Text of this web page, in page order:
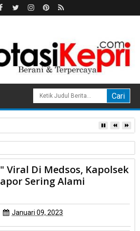
Tala Jaya Tolak Perluasan Kampung
Medsos, Kapolsek TPI Timur : Pelapor
Viral Di Medsos, Kapolsek
Sering Alami
Januari 09, 2023